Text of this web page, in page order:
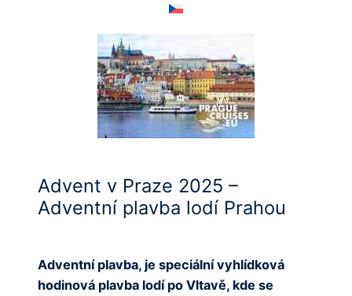
Advent v Praze 2025 –
Adventní plavba lodí Prahou
Adventní plavba, je speciální vyhlídková
hodinová plavba lodí po Vltavě, kde se